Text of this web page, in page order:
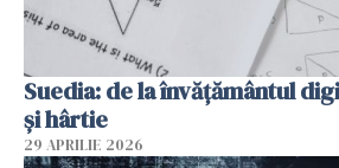
Suedia: de la învățământul
și hârtie
29 APRILIE 2026